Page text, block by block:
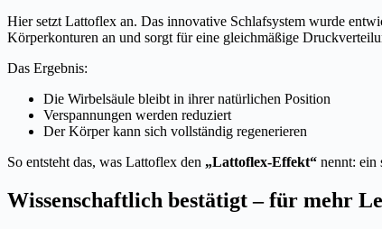
Hier setzt Lattoflex an. Das innovative Schlafsystem wurde
Körperkonturen an und sorgt für eine gleichmäßige
Das Ergebnis:
Die Wirbelsäule bleibt in ihrer natürlichen Position
Verspannungen werden reduziert
Der Körper kann sich vollständig regenerieren
So entsteht das, was Lattoflex den „Lattoflex-Effekt“ nennt: ein
Wissenschaftlich bestätigt – für mehr